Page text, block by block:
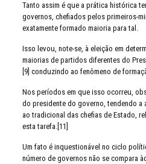
Tanto assim é que a prática histórica
governos, chefiados pelos primeiros-
exatamente formado maioria para tal.
Isso levou, note-se, à eleição em
maiorias de partidos diferentes do
[9] conduzindo ao fenômeno de
Nos períodos em que isso ocorreu,
do presidente do governo, tendendo a
ao tradicional das chefias de Estado,
esta tarefa.[11]
Um fato é inquestionável no ciclo
número de governos não se compara